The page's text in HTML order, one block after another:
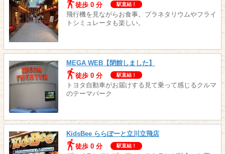
徒歩 0 分
駅直結！
飛行機を見ながらお食事。プラネタリウムやフライ
トシミュレータも楽しい。
MEGA WEB【閉館しました】
徒歩 0 分
駅直結！
トヨタ自動車がお届けする見て乗って感じるクルマ
のテーマパーク
KidsBee ららぽーと立川立飛店
徒歩 0 分
駅直結！